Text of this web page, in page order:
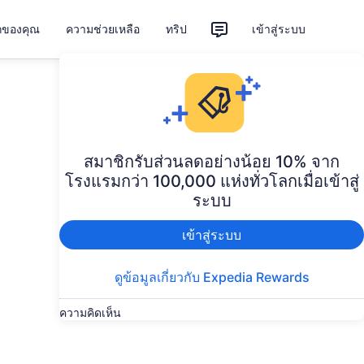
ของคุณ ความช่วยเหลือ ทริป เข้าสู่ระบบ
สมาชิกรับส่วนลดอย่างน้อย 10% จาก
โรงแรมกว่า 100,000 แห่งทั่วโลกเมื่อเข้าสู่
ระบบ
เข้าสู่ระบบ
ดูข้อมูลเกี่ยวกับ Expedia Rewards
ความคิดเห็น